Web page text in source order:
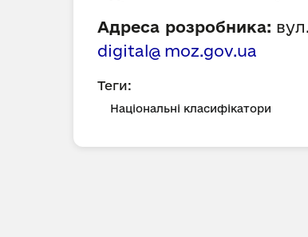
Адреса розробника:
digital@ moz.gov.ua
Теги:
Національні класифікатори